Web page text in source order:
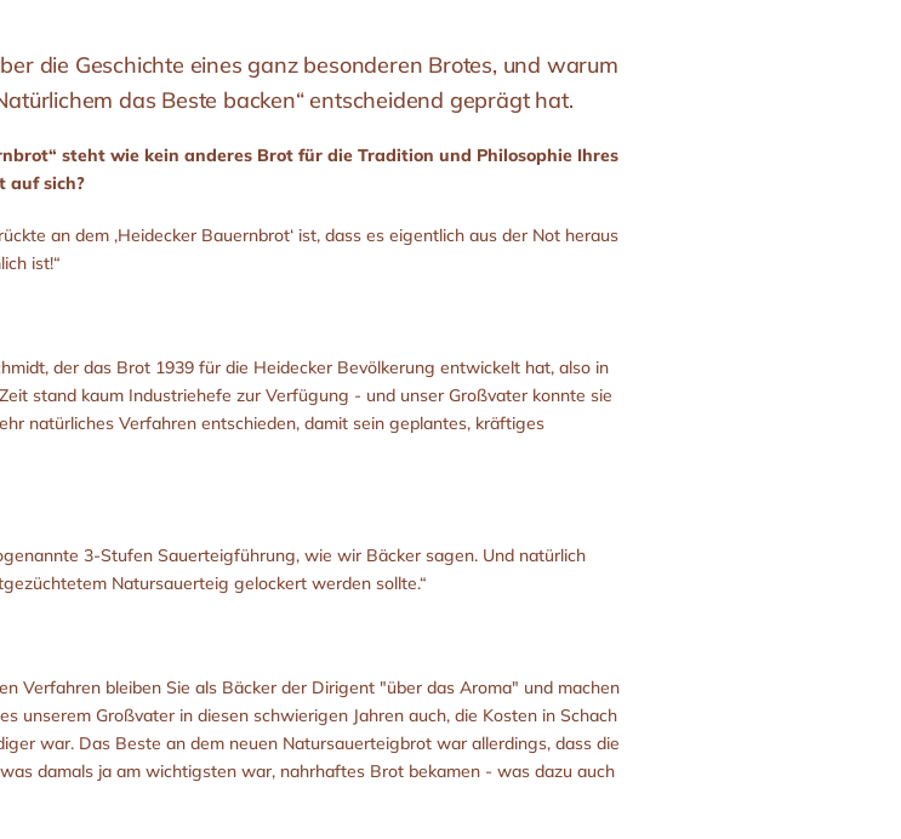
die Geschichte eines ganz besonderen Brotes, und warum
das Beste backen“ entscheidend geprägt hat.
steht wie kein anderes Brot für die Tradition und Philosophie Ihres
auf sich?
an dem ‚Heidecker Bauernbrot‘ ist, dass es eigentlich aus der Not heraus
ist!“
der das Brot 1939 für die Heidecker Bevölkerung entwickelt hat, also in
stand kaum Industriehefe zur Verfügung - und unser Großvater konnte sie
natürliches Verfahren entschieden, damit sein geplantes, kräftiges
3-Stufen Sauerteigführung, wie wir Bäcker sagen. Und natürlich
Natursauerteig gelockert werden sollte.“
Verfahren bleiben Sie als Bäcker der Dirigent "über das Aroma" und machen
unserem Großvater in diesen schwierigen Jahren auch, die Kosten in Schach
war. Das Beste an dem neuen Natursauerteigbrot war allerdings, dass die
damals ja am wichtigsten war, nahrhaftes Brot bekamen - was dazu auch